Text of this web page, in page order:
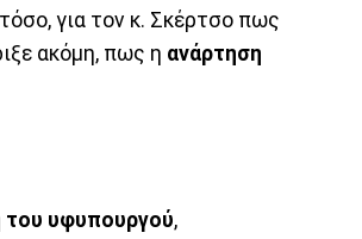
για τον κ. Σκέρτσο πως
ακόμη, πως η ανάρτηση
υφυπουργού,